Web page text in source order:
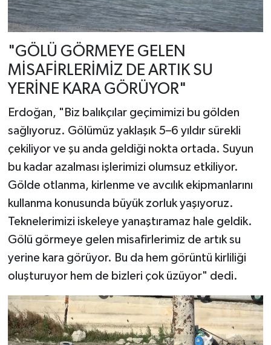
"GÖLÜ GÖRMEYE GELEN
MİSAFİRLERİMİZ DE ARTIK SU
YERİNE KARA GÖRÜYOR"
Erdoğan, "Biz balıkçılar geçimimizi bu gölden
sağlıyoruz. Gölümüz yaklaşık 5–6 yıldır sürekli
çekiliyor ve şu anda geldiği nokta ortada. Suyun
bu kadar azalması işlerimizi olumsuz etkiliyor.
Gölde otlanma, kirlenme ve avcılık ekipmanlarını
kullanma konusunda büyük zorluk yaşıyoruz.
Teknelerimizi iskeleye yanaştıramaz hale geldik.
Gölü görmeye gelen misafirlerimiz de artık su
yerine kara görüyor. Bu da hem görüntü kirliliği
oluşturuyor hem de bizleri çok üzüyor" dedi.